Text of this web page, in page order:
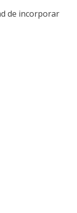
de incorporar